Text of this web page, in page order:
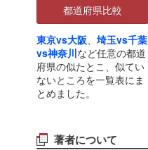
都道府県比較
東京vs大阪、 埼玉vs千葉
vs神奈川など任意の都道
府県の似たとこ、似てい
ないところを一覧表にま
とめました。
著者について